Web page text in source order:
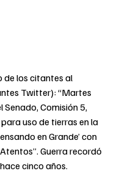
de los citantes al
Twitter): “Martes
Comisión 5,
para uso de tierras en la
en Grande’ con
Guerra recordó
cinco años.